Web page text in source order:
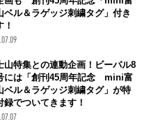
ベル＆ラゲッジ刺繍タグ」付き
！
山特集との連動企画！ビーパル8
には「創刊45周年記念 mini富
ベル＆ラゲッジ刺繍タグ」が特
録でついてきます！